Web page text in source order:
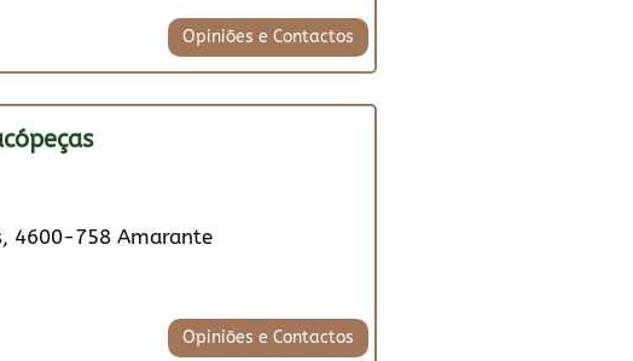
Opiniões e Contactos
4600-758 Amarante
Opiniões e Contactos